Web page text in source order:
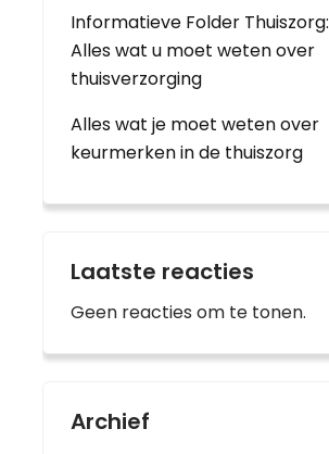
Informatieve Folder Thuiszorg:
Alles wat u moet weten over
thuisverzorging
Alles wat je moet weten over
keurmerken in de thuiszorg
Laatste reacties
Geen reacties om te tonen.
Archief